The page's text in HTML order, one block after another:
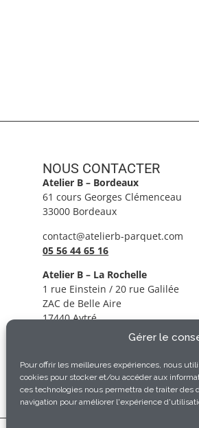
Gérer le
Pour offrir les meilleures expériences, nous
cookies pour stocker et/ou accéder aux
ces technologies nous permettra de traiter
navigation pour améliorer l'expérience
NOUS CONTACTER​
Atelier B – Bordeaux
61 cours Georges Clémenceau
33000 Bordeaux
contact@atelierb-parquet.com
05 56 44 65 16
Atelier B – La Rochelle
1 rue Einstein / 20 rue Galilée
ZAC de Belle Aire
17440 Aytré
loic@atelierb-parquet.com